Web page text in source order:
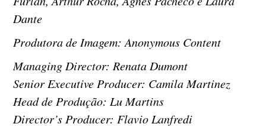
Dante
Produtora de Imagem: Anonymous Content
Managing Director: Renata Dumont
Senior Executive Producer: Camila Martinez
Head de Produção: Lu Martins
Director’s Producer: Flavio Lanfredi